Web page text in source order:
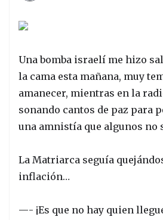
Una bomba israelí me hizo
la cama esta mañana, muy
amanecer, mientras en la
sonando cantos de paz para
una amnistía que algunos no
La Matriarca seguía
inflación…
—- ¡Es que no hay quien